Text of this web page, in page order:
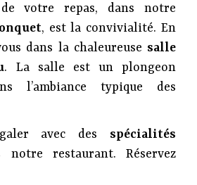
votre repas, dans notre
, est la convivialité. En
dans la chaleureuse salle
. La salle est un plongeon
l’ambiance typique des
avec des spécialités
notre restaurant. Réservez